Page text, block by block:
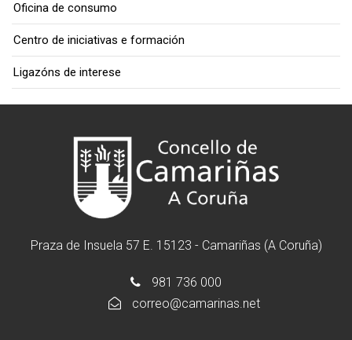
Oficina de consumo
Centro de iniciativas e formación
Ligazóns de interese
Praza de Insuela 57 E. 15123 - Camariñas (A Coruña)
981 736 000
correo@camarinas.net